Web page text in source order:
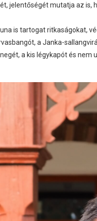
jelentőségét mutatja az is,
is tartogat ritkaságokat,
a Janka-
a kis légykapót és